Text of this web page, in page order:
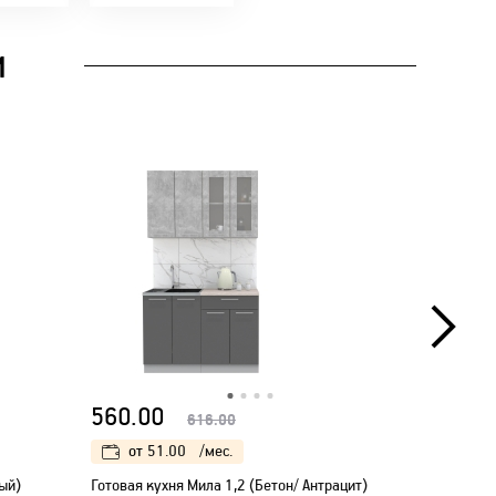
560.00 616.00
от 51.00
/мес.
Готовая кухня Мила 1,2 (Бетон/ Антрацит)